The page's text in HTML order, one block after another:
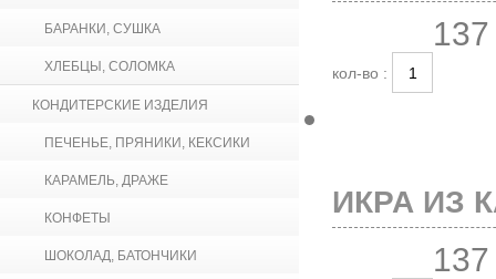
БАРАНКИ, СУШКА
ХЛЕБЦЫ, СОЛОМКА
КОНДИТЕРСКИЕ ИЗДЕЛИЯ
ПЕЧЕНЬЕ, ПРЯНИКИ, КЕКСИКИ
КАРАМЕЛЬ, ДРАЖЕ
КОНФЕТЫ
ШОКОЛАД, БАТОНЧИКИ
кол-во :
ИКРА ИЗ